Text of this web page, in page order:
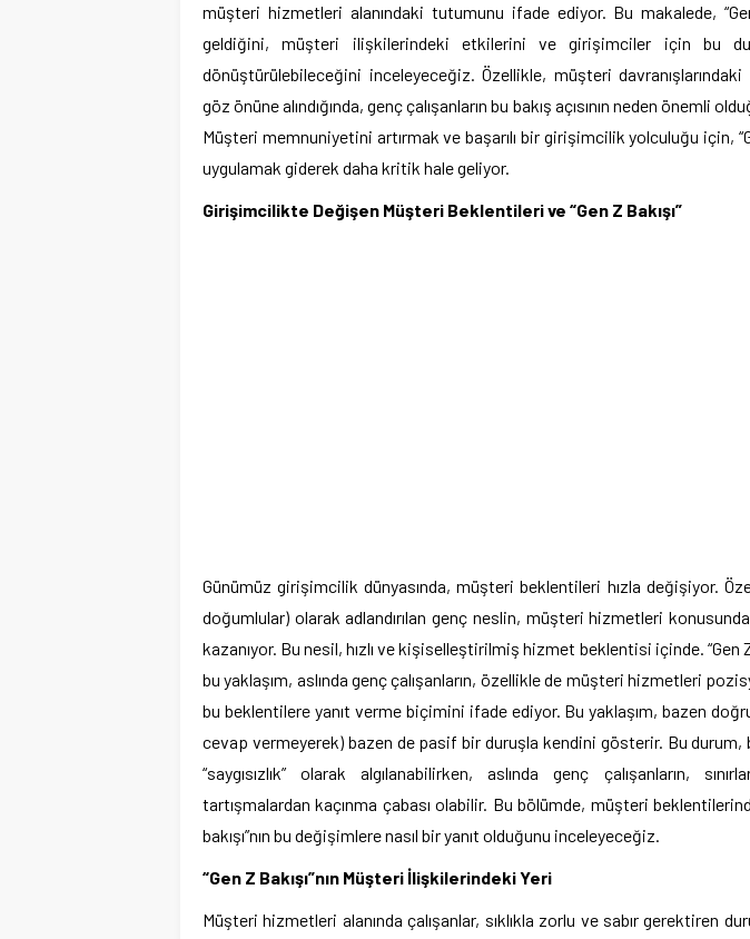
müşteri hizmetleri alanındaki tutumunu ifade ediyor. Bu makalede,
geldiğini, müşteri ilişkilerindeki etkilerini ve girişimciler için bu
dönüştürülebileceğini inceleyeceğiz. Özellikle, müşteri
göz önüne alındığında, genç çalışanların bu bakış açısının neden önemli
Müşteri memnuniyetini artırmak ve başarılı bir girişimcilik yolculuğu için,
uygulamak giderek daha kritik hale geliyor.
Girişimcilikte Değişen Müşteri Beklentileri ve “Gen Z Bakışı”
Günümüz girişimcilik dünyasında, müşteri beklentileri hızla değişiyor.
doğumlular) olarak adlandırılan genç neslin, müşteri hizmetleri
kazanıyor. Bu nesil, hızlı ve kişiselleştirilmiş hizmet beklentisi içinde. “Gen Z
bu yaklaşım, aslında genç çalışanların, özellikle de müşteri hizmetleri
bu beklentilere yanıt verme biçimini ifade ediyor. Bu yaklaşım, bazen
cevap vermeyerek) bazen de pasif bir duruşla kendini gösterir. Bu durum,
“saygısızlık” olarak algılanabilirken, aslında genç çalışanların,
tartışmalardan kaçınma çabası olabilir. Bu bölümde, müşteri
bakışı”nın bu değişimlere nasıl bir yanıt olduğunu inceleyeceğiz.
“Gen Z Bakışı”nın Müşteri İlişkilerindeki Yeri
Müşteri hizmetleri alanında çalışanlar, sıklıkla zorlu ve sabır gerektiren